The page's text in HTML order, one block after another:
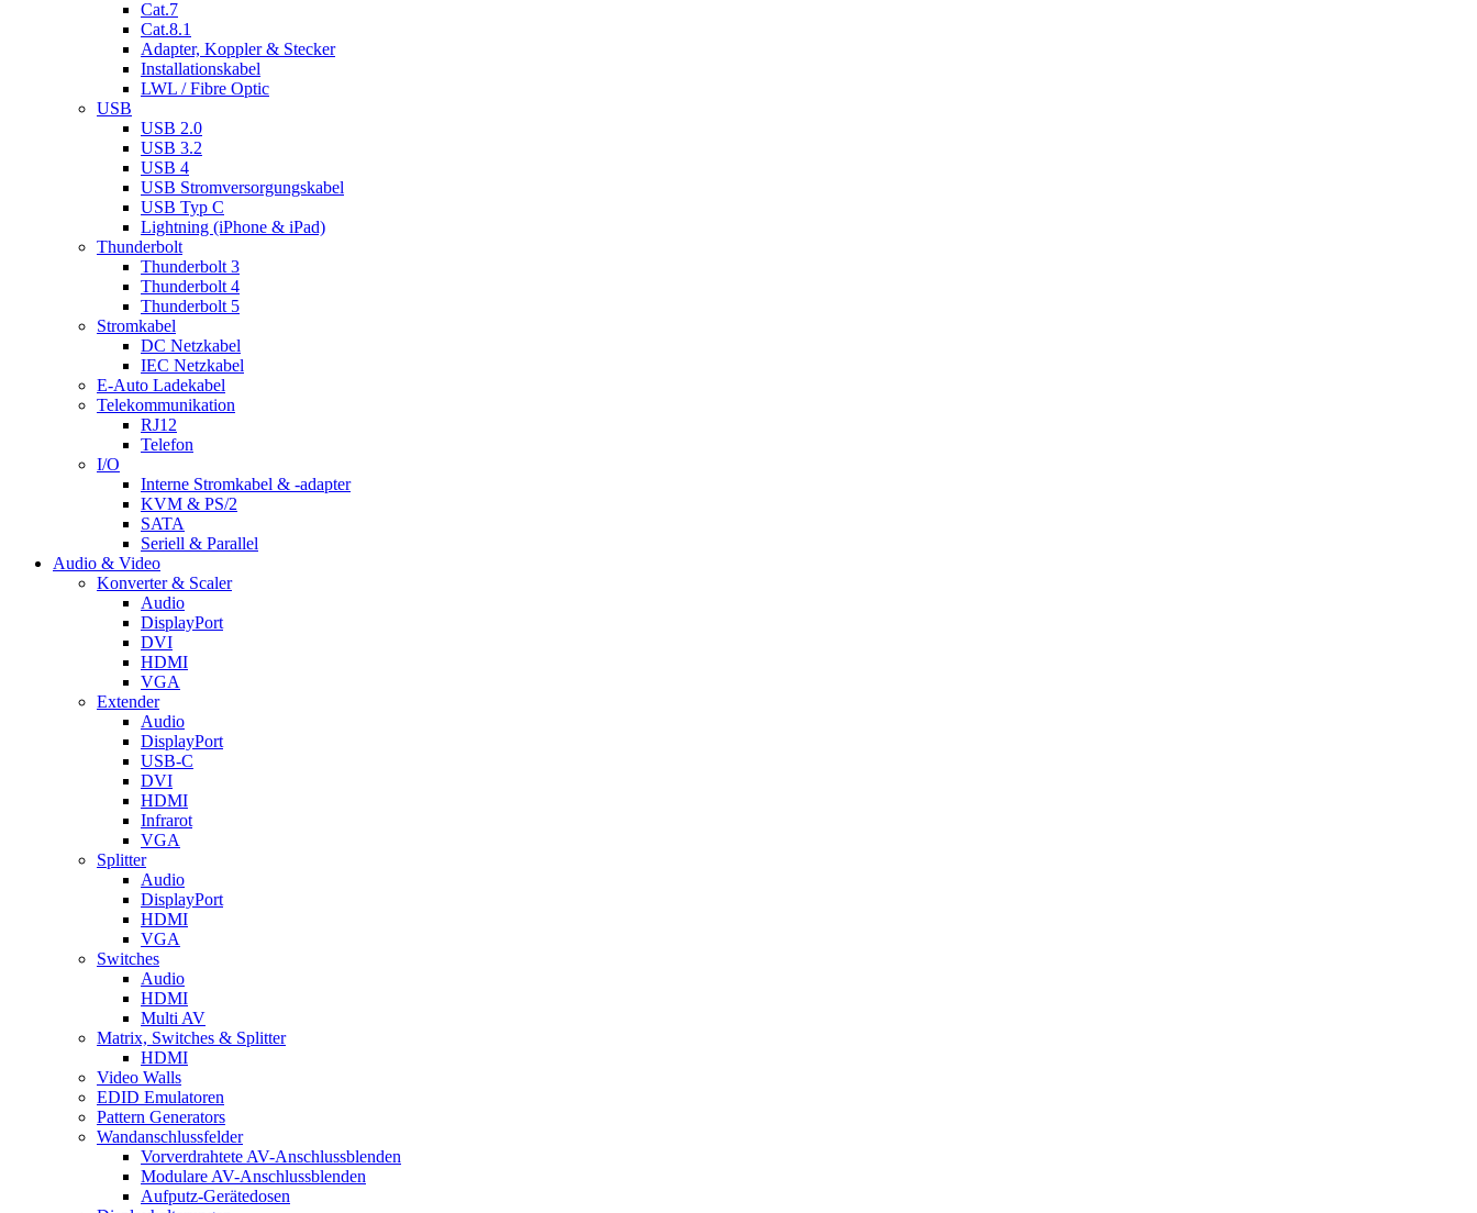
Cat.7
Cat.8.1
Adapter, Koppler & Stecker
Installationskabel
LWL / Fibre Optic
USB
USB 2.0
USB 3.2
USB 4
USB Stromversorgungskabel
USB Typ C
Lightning (iPhone & iPad)
Thunderbolt
Thunderbolt 3
Thunderbolt 4
Thunderbolt 5
Stromkabel
DC Netzkabel
IEC Netzkabel
E-Auto Ladekabel
Telekommunikation
RJ12
Telefon
I/O
Interne Stromkabel & -adapter
KVM & PS/2
SATA
Seriell & Parallel
Audio & Video
Konverter & Scaler
Audio
DisplayPort
DVI
HDMI
VGA
Extender
Audio
DisplayPort
USB-C
DVI
HDMI
Infrarot
VGA
Splitter
Audio
DisplayPort
HDMI
VGA
Switches
Audio
HDMI
Multi AV
Matrix, Switches & Splitter
HDMI
Video Walls
EDID Emulatoren
Pattern Generators
Wandanschlussfelder
Vorverdrahtete AV-Anschlussblenden
Modulare AV-Anschlussblenden
Aufputz-Gerätedosen